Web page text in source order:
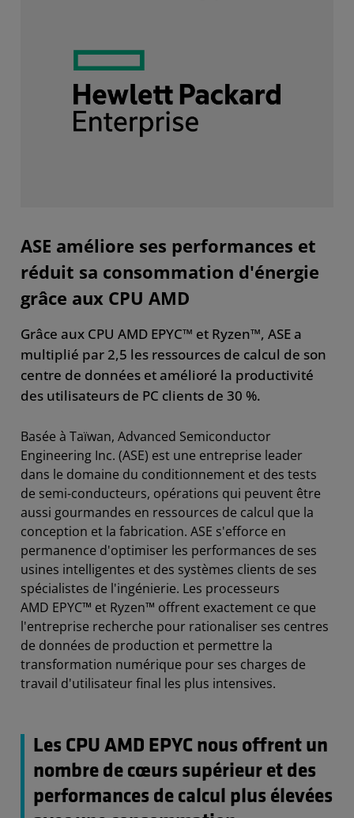
ASE améliore ses performances et
réduit sa consommation d'énergie
grâce aux CPU AMD
Grâce aux CPU AMD EPYC™ et Ryzen™, ASE a
multiplié par 2,5 les ressources de calcul de son
centre de données et amélioré la productivité
des utilisateurs de PC clients de 30 %.
Basée à Taïwan, Advanced Semiconductor
Engineering Inc. (ASE) est une entreprise leader
dans le domaine du conditionnement et des tests
de semi-conducteurs, opérations qui peuvent être
aussi gourmandes en ressources de calcul que la
conception et la fabrication. ASE s'efforce en
permanence d'optimiser les performances de ses
usines intelligentes et des systèmes clients de ses
spécialistes de l'ingénierie. Les processeurs
AMD EPYC™ et Ryzen™ offrent exactement ce que
l'entreprise recherche pour rationaliser ses centres
de données de production et permettre la
transformation numérique pour ses charges de
travail d'utilisateur final les plus intensives.
Les CPU AMD EPYC nous offrent un
nombre de cœurs supérieur et des
performances de calcul plus élevées